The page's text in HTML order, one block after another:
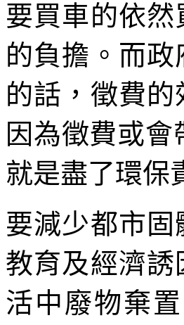
要買車的依
的負擔。而
的話，徵費
因為徵費或
就是盡了環保
要減少都市
教育及經濟
活中廢物棄